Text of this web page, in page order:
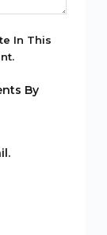
In This
By